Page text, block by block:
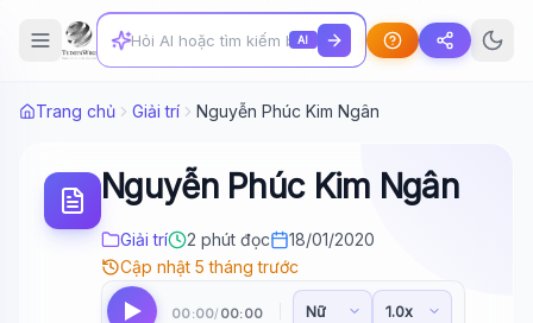
AI
Trang chủ Giải trí Nguyễn Phúc Kim Ngân
Nguyễn Phúc Kim Ngân
Giải trí 2 phút đọc
18/01/2020
Cập nhật 5 tháng trước
00:00/ 00:00